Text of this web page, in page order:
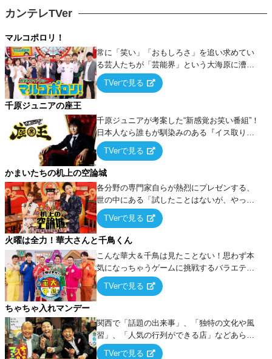
カンテレTVer
マルコポロリ！
常に「笑い」「おもしろさ」を追い求めてい
る芸人たちが「芸能界」という大海原に漕ぎ
出でて、新たなオモシロ人間を発掘する！
TVerで見る
千原ジュニアの座王
千原ジュニアが考案した“新感覚お笑い番組”！
日本人なら誰もが馴染みのある『イス取りゲ
ーム』をベースに、大喜利・ギャグ・モノボ
ケ・歌…など様々なお題で芸人がショートネ
タを競い合う！
TVerで見る
かまいたちの机上の空論城
各分野の専門家自らが熱烈にプレゼンする、
世の中にある「試したことはないが、やって
みたらこうなる！…ハズ」という“机上の空
論”に若手芸人らがカラダを張って挑む！
TVerで見る
火曜は全力！華大さんと千鳥くん
こんな華大＆千鳥は見たことない！思わず本
気になっちゃうゲームに挑戦するバラエティ
ー！
TVerで見る
ちゃちゃ入れマンデー
関西で「話題の出来事」、「独特の文化や風
習」、「人気の行列ができる店」などあらゆ
るテーマについて好き放題にちゃちゃを入れ
TVerで見る